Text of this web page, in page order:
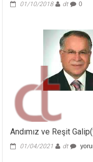
01/10/2018 dt 0
Andımız ve Reşit
01/04/2021 dt